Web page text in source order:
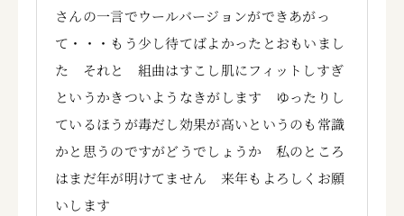
さんの一言でウールバージョンができあがっ
て・・・もう少し待てばよかったとおもいまし
た それと 組曲はすこし肌にフィットしすぎ
というかきついようなきがします ゆったりし
ているほうが毒だし効果が高いというのも常識
かと思うのですがどうでしょうか 私のところ
はまだ年が明けてません 来年もよろしくお願
いします